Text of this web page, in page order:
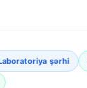
şərhi